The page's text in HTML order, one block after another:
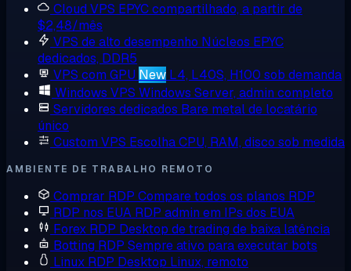
Cloud VPS EPYC compartilhado, a partir de
$2,48/mês
VPS de alto desempenho Núcleos EPYC
dedicados, DDR5
VPS com GPU New L4, L40S, H100 sob demanda
Windows VPS Windows Server, admin completo
Servidores dedicados Bare metal de locatário
único
Custom VPS Escolha CPU, RAM, disco sob medida
AMBIENTE DE TRABALHO REMOTO
Comprar RDP Compare todos os planos RDP
RDP nos EUA RDP admin em IPs dos EUA
Forex RDP Desktop de trading de baixa latência
Botting RDP Sempre ativo para executar bots
Linux RDP Desktop Linux, remoto